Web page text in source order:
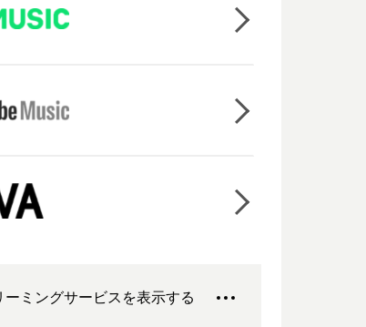
ミングサービスを表示する